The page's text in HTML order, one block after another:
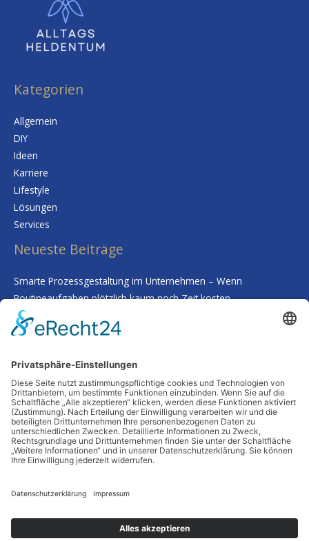
Kategorien
Allgemein
DIY
Ideen
Karriere
Lifestyle
Lösungen
Services
Neueste Beiträge
Smarte Prozessgestaltung im Unternehmen – Wenn
Routineaufgaben plötzlich kaum noch Zeit kosten
Deine Haut als Spiegel: Warum Tiefenreinigung und gezielte
Nährstoffe alles verändern
übersehen
Schutz vor Feuchtigkeit: So bleibt Ihr Zuhause auch in
Jahrzehnten stabil
Frische Impulse für Kopf und Körper: Wie du unterwegs mit
Bewegung und Natur neue Energie tankst
Schlagwörter